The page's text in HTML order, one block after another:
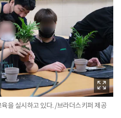
을 실시하고 있다. /브라더스키퍼 제공